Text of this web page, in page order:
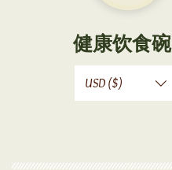
健康饮食碗
USD ($)